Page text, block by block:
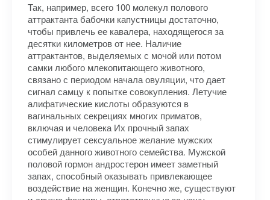
Так, например, всего 100 молекул полового
аттрактанта бабочки капустницы достаточно,
чтобы привлечь ее кавалера, находящегося за
десятки километров от нее. Наличие
аттрактантов, выделяемых с мочой или потом
самки любого млекопитающего животного,
связано с периодом начала овуляции, что дает
сигнал самцу к попытке совокупления. Летучие
алифатические кислоты образуются в
вагинальных секрециях многих приматов,
включая и человека Их прочный запах
стимулирует сексуальное желание мужских
особей данного животного семейства. Мужской
половой гормон андростерон имеет заметный
запах, способный оказывать привлекающее
воздействие на женщин. Конечно же, существуют